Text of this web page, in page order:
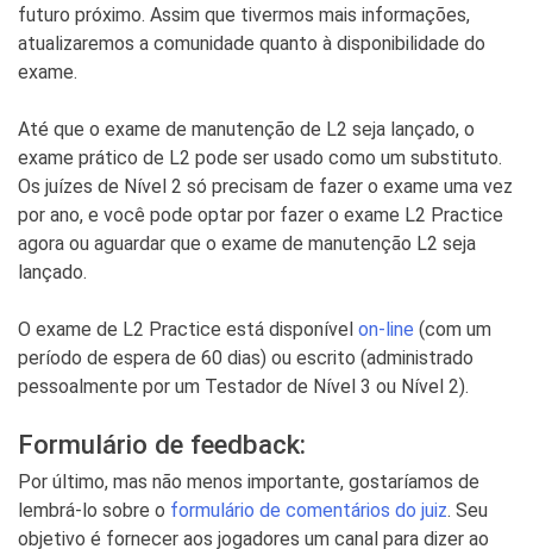
futuro próximo. Assim que tivermos mais informações,
atualizaremos a comunidade quanto à disponibilidade do
exame.
Até que o exame de manutenção de L2 seja lançado, o
exame prático de L2 pode ser usado como um substituto.
Os juízes de Nível 2 só precisam de fazer o exame uma vez
por ano, e você pode optar por fazer o exame L2 Practice
agora ou aguardar que o exame de manutenção L2 seja
lançado.
O exame de L2 Practice está disponível on-line (com um
período de espera de 60 dias) ou escrito (administrado
pessoalmente por um Testador de Nível 3 ou Nível 2).
Formulário de feedback:
Por último, mas não menos importante, gostaríamos de
lembrá-lo sobre o formulário de comentários do juiz. Seu
objetivo é fornecer aos jogadores um canal para dizer ao